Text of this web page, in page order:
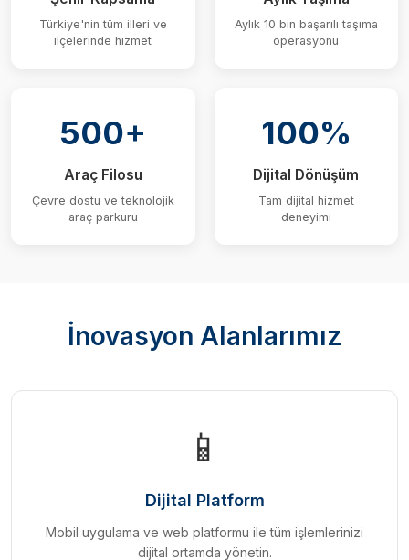
Türkiye'nin tüm illeri ve
ilçelerinde hizmet
Aylık 10 bin başarılı taşıma
operasyonu
500+
Araç Filosu
Çevre dostu ve teknolojik
araç parkuru
100%
Dijital Dönüşüm
Tam dijital hizmet
deneyimi
İnovasyon Alanlarımız
📱
Dijital Platform
Mobil uygulama ve web platformu ile tüm işlemlerinizi
dijital ortamda yönetin.